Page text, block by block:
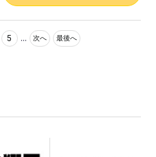
5 ... 次へ 最後へ